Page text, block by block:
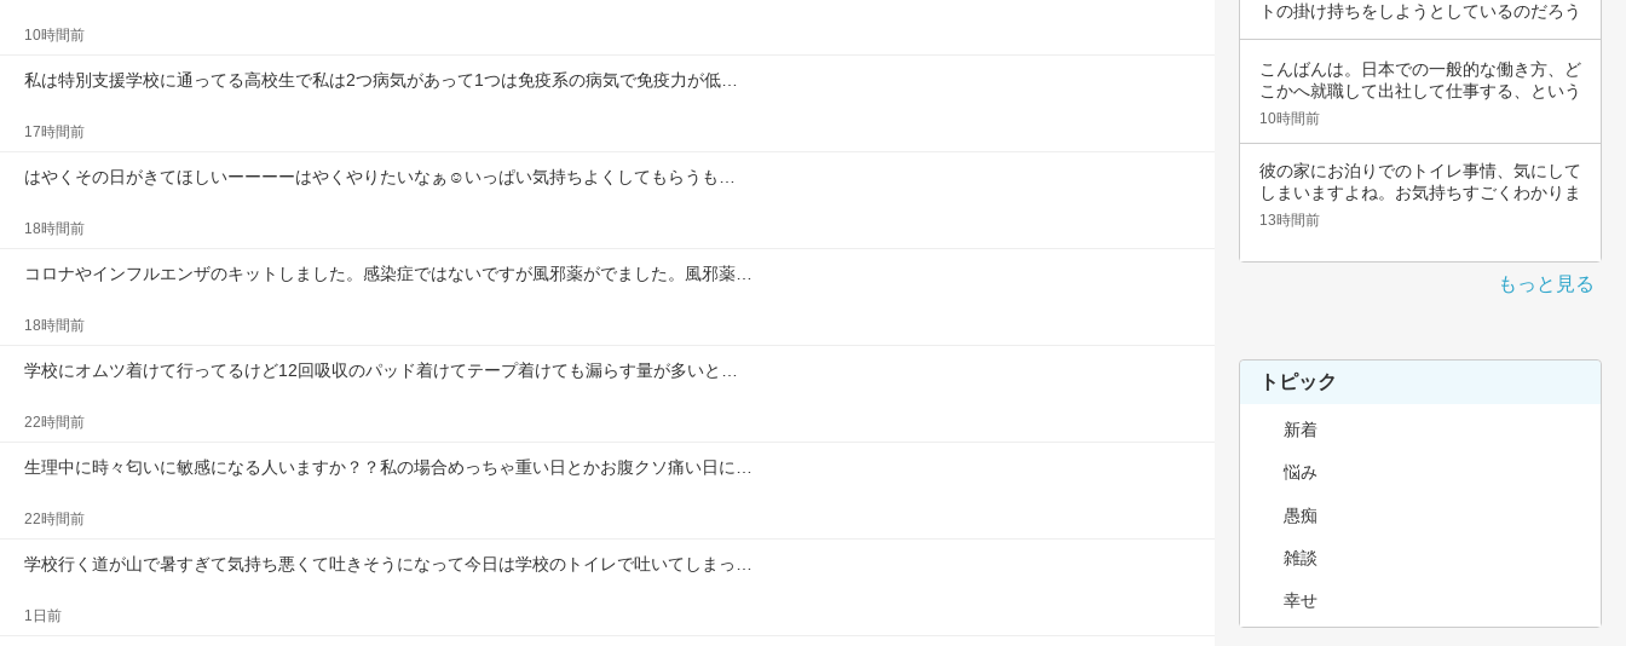
10時間前
私は特別支援学校に通ってる高校生で私は2つ病気があって1つは免疫系の病気で免疫力が低…
17時間前
はやくその日がきてほしいーーーーはやくやりたいなぁ☺️いっぱい気持ちよくしてもらうも…
18時間前
コロナやインフルエンザのキットしました。感染症ではないですが風邪薬がでました。風邪薬…
18時間前
学校にオムツ着けて行ってるけど12回吸収のパッド着けてテープ着けても漏らす量が多いと…
22時間前
生理中に時々匂いに敏感になる人いますか？？私の場合めっちゃ重い日とかお腹クソ痛い日に…
22時間前
学校行く道が山で暑すぎて気持ち悪くて吐きそうになって今日は学校のトイレで吐いてしまっ…
1日前
トの掛け持ちをしようとしているのだろう
こんばんは。日本での一般的な働き方、ど
こかへ就職して出社して仕事する、という
職種では…
10時間前
彼の家にお泊りでのトイレ事情、気にして
しまいますよね。お気持ちすごくわかりま
す。その…
13時間前
もっと見る
トピック
新着
悩み
愚痴
雑談
幸せ